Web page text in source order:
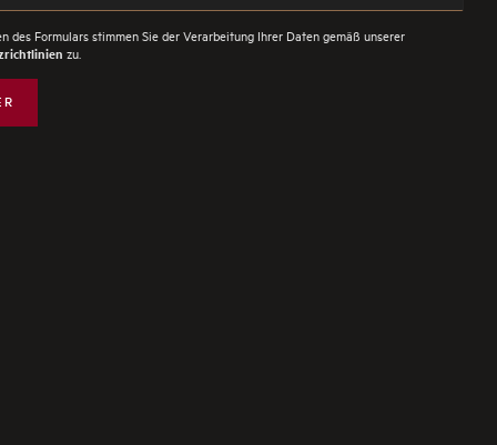
des Formulars stimmen Sie der Verarbeitung Ihrer Daten gemäß unserer
zu.